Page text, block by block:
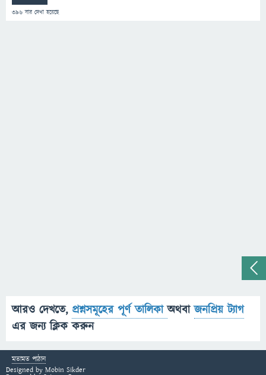
396 বার দেখা হয়েছে
আরও দেখতে, প্রশ্নসমূহের পূর্ণ তালিকাঅথবাজনপ্রিয় ট্যাগ
এর জন্য ক্লিক করুন
মতামত পাঠান
Designed by Mobin Sikder